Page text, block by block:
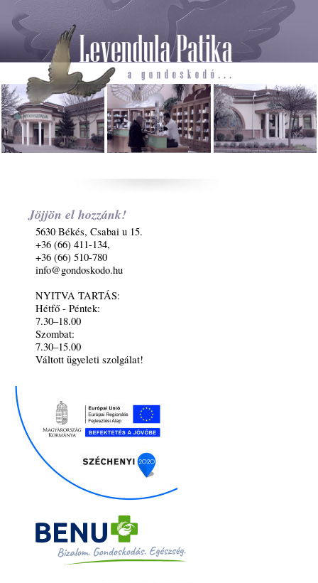
Jöjjön el hozzánk!
5630 Békés, Csabai u 15.
+36 (66) 411-134,
+36 (66) 510-780
info@gondoskodo.hu
NYITVA TARTÁS:
Hétfő - Péntek:
7.30–18.00
Szombat:
7.30–15.00
Váltott ügyeleti szolgálat!